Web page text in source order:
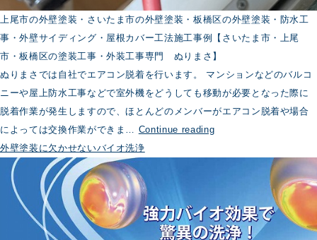
上尾市の外壁塗装・さいたま市の外壁塗装・板橋区の外壁塗装・防水工
事・外壁サイディング・屋根カバー工法施工事例【さいたま市・上尾
市・板橋区の塗装工事・外装工事専門 ぬりまさ】
ぬりまさでは自社でエアコン脱着を行います。 マンションなどのバルコ
ニーや屋上防水工事などで室外機をどうしても移動が必要となった際に
脱着作業が発生しますので、ほとんどのメンバーがエアコン脱着や場合
によっては交換作業ができま… Continue reading外
水
外壁塗装に欠かせないバイオ洗浄